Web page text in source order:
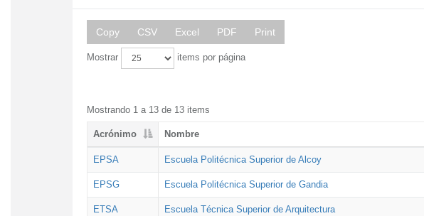
Copy CSV Excel PDF Print
Mostrar items por página
Mostrando 1 a 13 de 13 items
Acrónimo Nombre
EPSA Escuela Politécnica Superior de Alcoy
EPSG Escuela Politécnica Superior de Gandia
ETSA Escuela Técnica Superior de Arquitectura